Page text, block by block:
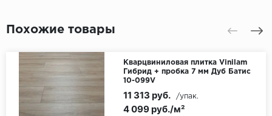
Похожие товары
Кварцвиниловая плитка Vinilam
Гибрид + пробка 7 мм Дуб Батис
10-099V
4 099 руб./м²
11 313 руб. /упак.